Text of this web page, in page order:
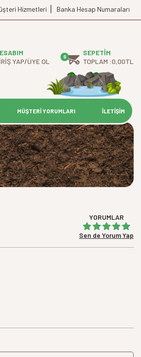
Hizmetleri Banka Hesap Numaraları
YAP/ÜYE OL
0
SEPETIM
TOPLAM :0,00TL
MÜŞTERİ YORUMLARI İLETİŞİM
Yeni Ürün
YORUMLAR
Sen de Yorum Yap